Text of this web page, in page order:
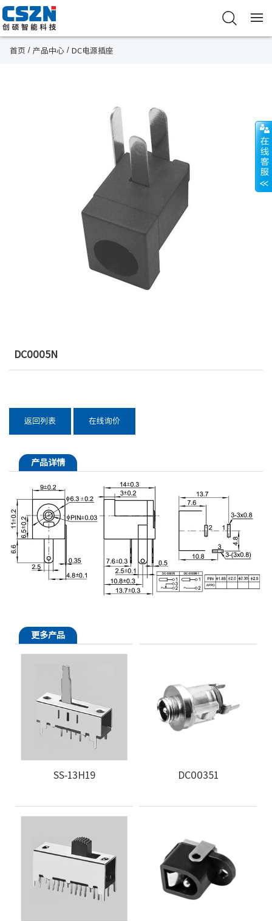
首页 / 产品中心 / DC电源插座
DC0005N
返回列表 在线询价
产品详情
更多产品
SS-13H19 DC00351